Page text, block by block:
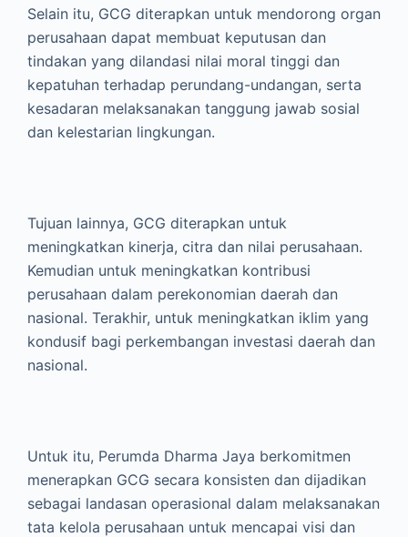
Selain itu, GCG diterapkan untuk mendorong organ
perusahaan dapat membuat keputusan dan
tindakan yang dilandasi nilai moral tinggi dan
kepatuhan terhadap perundang-undangan, serta
kesadaran melaksanakan tanggung jawab sosial
dan kelestarian lingkungan.
Tujuan lainnya, GCG diterapkan untuk
meningkatkan kinerja, citra dan nilai perusahaan.
Kemudian untuk meningkatkan kontribusi
perusahaan dalam perekonomian daerah dan
nasional. Terakhir, untuk meningkatkan iklim yang
kondusif bagi perkembangan investasi daerah dan
nasional.
Untuk itu, Perumda Dharma Jaya berkomitmen
menerapkan GCG secara konsisten dan dijadikan
sebagai landasan operasional dalam melaksanakan
tata kelola perusahaan untuk mencapai visi dan